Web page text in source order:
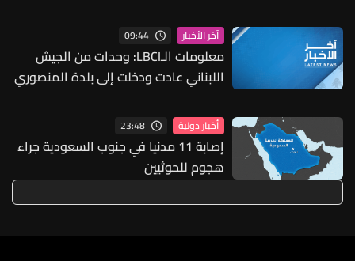
آخر الأخبار 09:44
معلومات الـLBCI: وحدات من الجيش
اللبناني عادت ودخلت إلى بلدة المنصوري
أخبار دولية 23:48
إصابة 11 مدنيا في جنوب السعودية جراء
هجوم للحوثيين